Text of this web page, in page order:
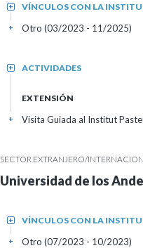
VÍNCULOS CON LA
+
Otro (03/2023 - 11/2025)
+
ACTIVIDADES
+
EXTENSIÓN
Visita Guiada al Institut
+
SECTOR EXTRANJERO/
Universidad de los
VÍNCULOS CON LA
+
Otro (07/2023 - 10/2023)
+